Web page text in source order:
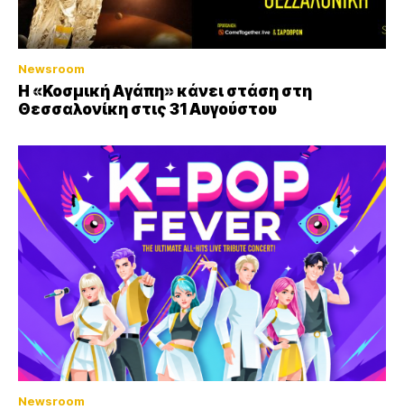
Newsroom
Η «Κοσμική Αγάπη» κάνει στάση στη
Θεσσαλονίκη στις 31 Αυγούστου
Newsroom